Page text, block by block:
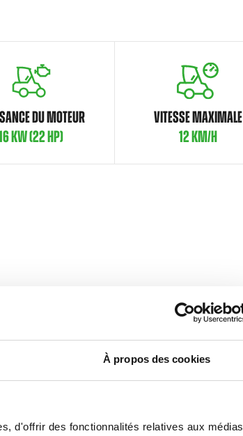
À propos des cookies
d'offrir des fonctionnalités relatives aux médias
DU MOTEUR
KW (22 HP)
VITESSE MAXIMALE
12 KM/H